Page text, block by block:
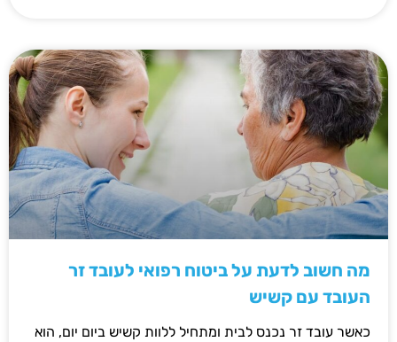
מה חשוב לדעת על ביטוח רפואי לעובד זר
העובד עם קשיש
כאשר עובד זר נכנס לבית ומתחיל ללוות קשיש ביום יום, הוא